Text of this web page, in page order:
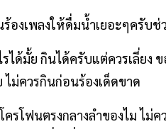
ร้องเพลงให้ดื่มน้ำเยอะๆครับช่
ได้มั้ย กินได้ครับแต่ควรเลี่ยง
ม่ควรกินก่อนร้องเด็ดขาด
รโฟนตรงกลางลำของไม ไม่